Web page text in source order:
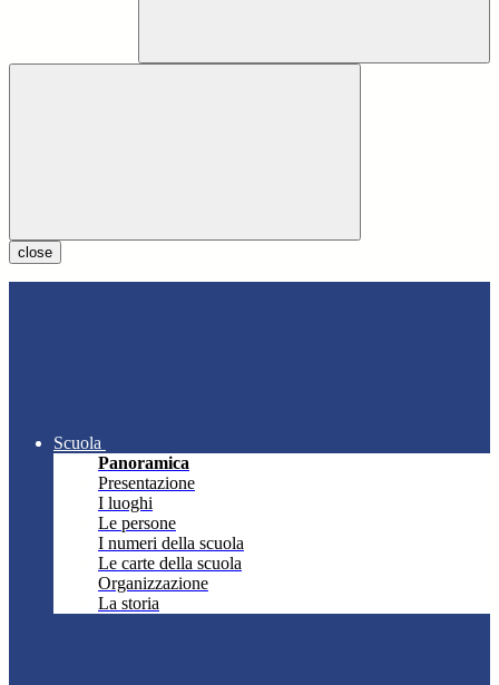
close
Scuola
Panoramica
Presentazione
I luoghi
Le persone
I numeri della scuola
Le carte della scuola
Organizzazione
La storia